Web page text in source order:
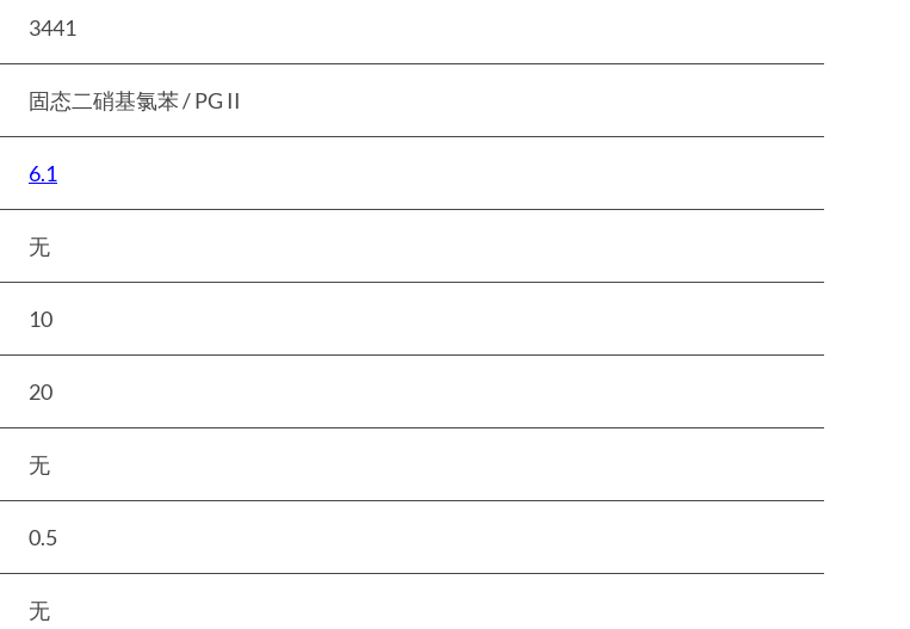
3441
固态二硝基氯苯 / PG II
6.1
无
10
20
无
0.5
无